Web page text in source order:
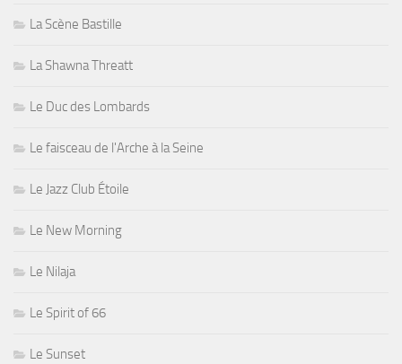
La Scène Bastille
La Shawna Threatt
Le Duc des Lombards
Le faisceau de l'Arche à la Seine
Le Jazz Club Étoile
Le New Morning
Le Nilaja
Le Spirit of 66
Le Sunset